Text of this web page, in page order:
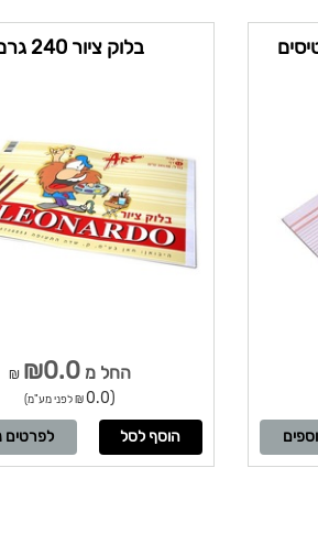
בלוק ציור 240 גרם
החל מ₪0.0
₪
(0.0 ₪ לפני מע"מ)
לפרטים